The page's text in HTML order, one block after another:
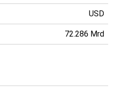
USD
72.286 Mrd